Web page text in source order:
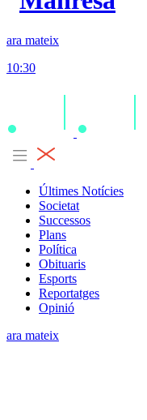
ara mateix
10:30
Últimes Notícies
Societat
Successos
Plans
Política
Obituaris
Esports
Reportatges
Opinió
ara mateix